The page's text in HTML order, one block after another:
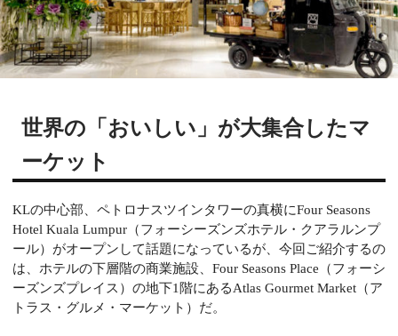
世界の「おいしい」が大集合したマ
ーケット
KLの中心部、ペトロナスツインタワーの真横にFour Seasons
Hotel Kuala Lumpur（フォーシーズンズホテル・クアラルンプ
ール）がオープンして話題になっているが、今回ご紹介するの
は、ホテルの下層階の商業施設、Four Seasons Place （フォーシ
ーズンズプレイス）の地下1 階にあるAtlas Gourmet Market （ア
トラス・グルメ・マーケット）だ。